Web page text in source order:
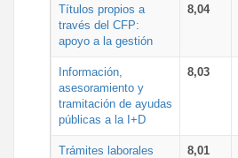
Títulos propios a
través del CFP:
apoyo a la gestión
8,04
Información,
asesoramiento y
tramitación de ayudas
públicas a la I+D
8,03
Trámites laborales
8,01